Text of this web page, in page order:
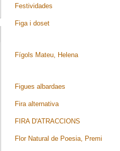
Festividades
Figa i doset
Fígols Mateu, Helena
Figues albardaes
Fira alternativa
FIRA D'ATRACCIONS
Flor Natural de Poesia, Premi